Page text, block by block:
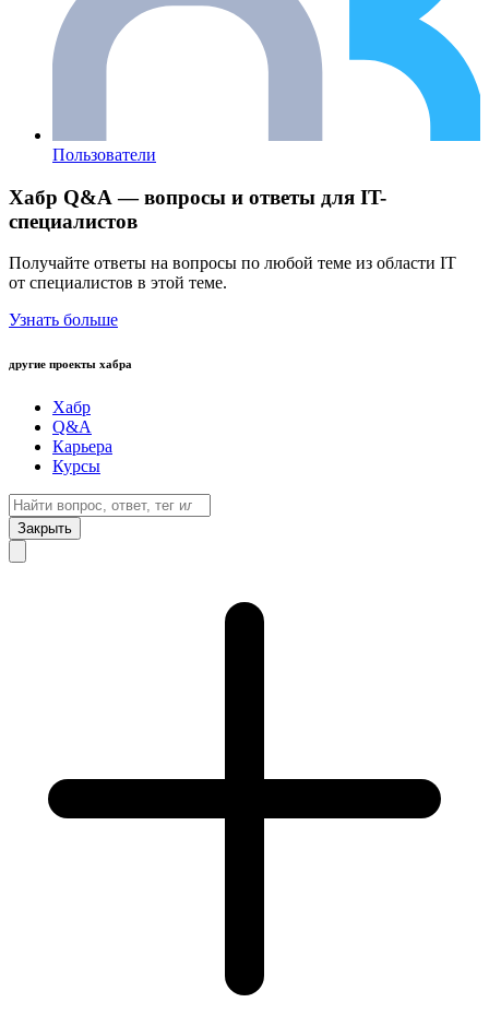
Пользователи
Хабр Q&A — вопросы и ответы для IT-
специалистов
Получайте ответы на вопросы по любой теме из области IT
от специалистов в этой теме.
Узнать больше
другие проекты хабра
Хабр
Q&A
Карьера
Курсы
Закрыть